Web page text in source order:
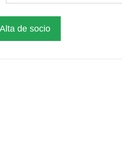
Alta de socio